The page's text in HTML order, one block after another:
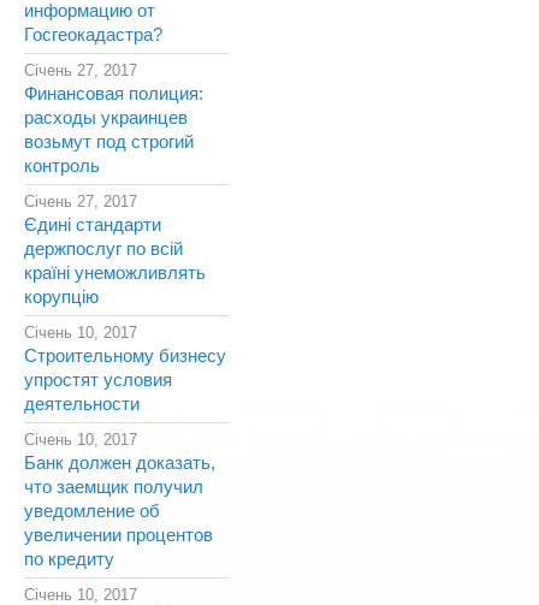
информацию от
Госгеокадастра?
Січень 27, 2017
Финансовая полиция:
расходы украинцев
возьмут под строгий
контроль
Січень 27, 2017
Єдині стандарти
держпослуг по всій
країні унеможливлять
корупцію
Січень 10, 2017
Строительному бизнесу
упростят условия
деятельности
Січень 10, 2017
Банк должен доказать,
что заемщик получил
уведомление об
увеличении процентов
по кредиту
Січень 10, 2017